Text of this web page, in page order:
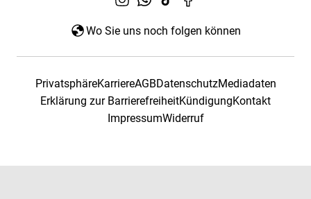
Wo Sie uns noch folgen können
PrivatsphäreKarriereAGBDatenschutzMediadaten
Erklärung zur BarrierefreiheitKündigungKontakt
ImpressumWiderruf